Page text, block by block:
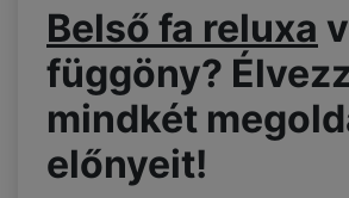
Belső fa reluxa
függöny?
mindkét
előnyeit!